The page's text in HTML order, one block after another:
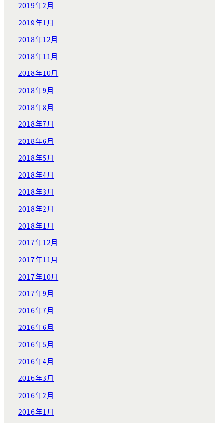
2019年2月
2019年1月
2018年12月
2018年11月
2018年10月
2018年9月
2018年8月
2018年7月
2018年6月
2018年5月
2018年4月
2018年3月
2018年2月
2018年1月
2017年12月
2017年11月
2017年10月
2017年9月
2016年7月
2016年6月
2016年5月
2016年4月
2016年3月
2016年2月
2016年1月